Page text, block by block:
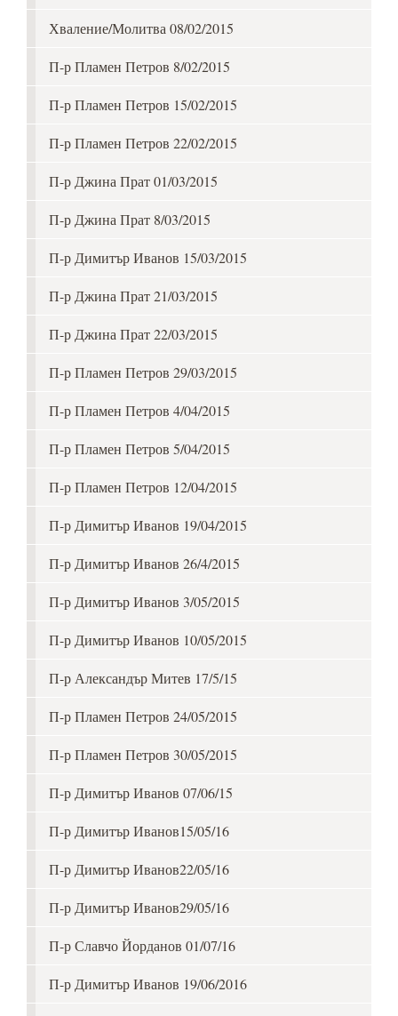
Хваление/Молитва 08/02/2015
П-р Пламен Петров 8/02/2015
П-р Пламен Петров 15/02/2015
П-р Пламен Петров 22/02/2015
П-р Джина Прат 01/03/2015
П-р Джина Прат 8/03/2015
П-р Димитър Иванов 15/03/2015
П-р Джина Прат 21/03/2015
П-р Джина Прат 22/03/2015
П-р Пламен Петров 29/03/2015
П-р Пламен Петров 4/04/2015
П-р Пламен Петров 5/04/2015
П-р Пламен Петров 12/04/2015
П-р Димитър Иванов 19/04/2015
П-р Димитър Иванов 26/4/2015
П-р Димитър Иванов 3/05/2015
П-р Димитър Иванов 10/05/2015
П-р Александър Митев 17/5/15
П-р Пламен Петров 24/05/2015
П-р Пламен Петров 30/05/2015
П-р Димитър Иванов 07/06/15
П-р Димитър Иванов15/05/16
П-р Димитър Иванов22/05/16
П-р Димитър Иванов29/05/16
П-р Славчо Йорданов 01/07/16
П-р Димитър Иванов 19/06/2016